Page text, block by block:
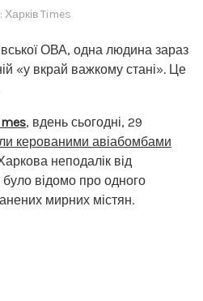
Харків Times
ОВА, одна людина зараз
«у вкрай важкому стані». Це
, вдень сьогодні, 29
керованими авіабомбами
неподалік від
відомо про одного
мирних містян.